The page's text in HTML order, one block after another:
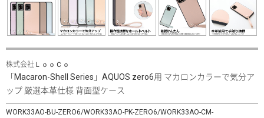
株式会社ＬｏｏＣｏ
「Macaron-Shell Series」AQUOS zero6用 マカロンカラーで気分ア
ップ 厳選本革仕様 背面型ケース
WORK33AO-BU-ZERO6/WORK33AO-PK-ZERO6/WORK33AO-CM-